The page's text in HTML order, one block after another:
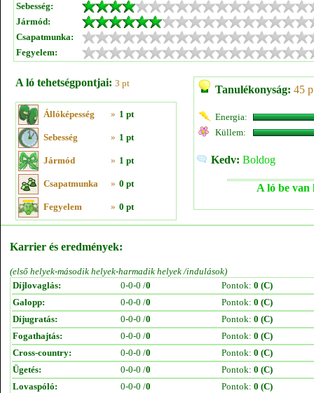
Sebesség:
Jármód:
Csapatmunka:
Fegyelem:
A ló tehetségpontjai: 3 pt
Állóképesség » 1 pt
Sebesség » 1 pt
Jármód » 1 pt
Csapatmunka » 0 pt
Fegyelem » 0 pt
Tanulékonyság: 45
Energia:
Küllem:
Kedv: Boldog
A ló be van
Karrier és eredmények:
(első helyek-második helyek-harmadik helyek /indulások)
Díjlovaglás:
0-0-0 /0 Pontok: 0 (C)
Galopp:
0-0-0 /0 Pontok: 0 (C)
Díjugratás:
0-0-0 /0 Pontok: 0 (C)
Fogathajtás:
0-0-0 /0 Pontok: 0 (C)
Cross-country:
0-0-0 /0 Pontok: 0 (C)
Ügetés:
0-0-0 /0 Pontok: 0 (C)
Lovaspóló:
0-0-0 /0 Pontok: 0 (C)